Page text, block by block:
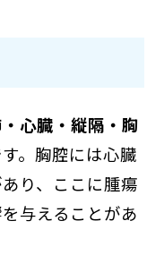
心臓・縦隔・胸
。胸腔には心臓
り、ここに腫瘍
与えることがあ